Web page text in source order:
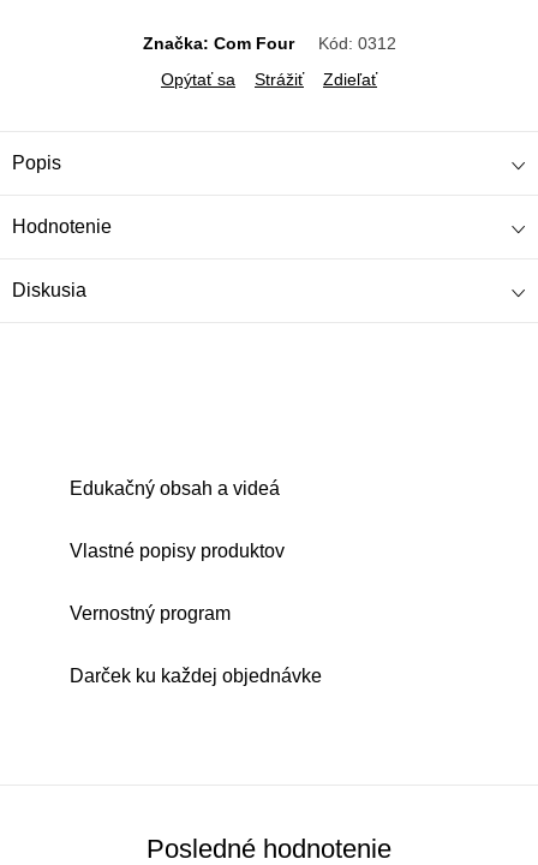
Značka: Com Four Kód: 0312
Opýtať sa
Strážiť Zdieľať
Popis
Hodnotenie
Diskusia
Edukačný obsah a videá
Vlastné popisy produktov
Vernostný program
Darček ku každej objednávke
Posledné hodnotenie